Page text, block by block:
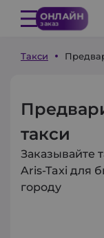
ОНЛАЙН
заказ
Такси
такси
Заказывайте
Aris-Taxi для
городу